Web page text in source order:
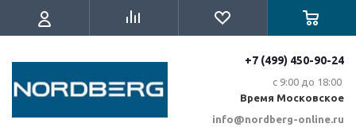
+7 (499) 450-90-24
с 9:00 до 18:00
Время Московское
info@nordberg-online.ru